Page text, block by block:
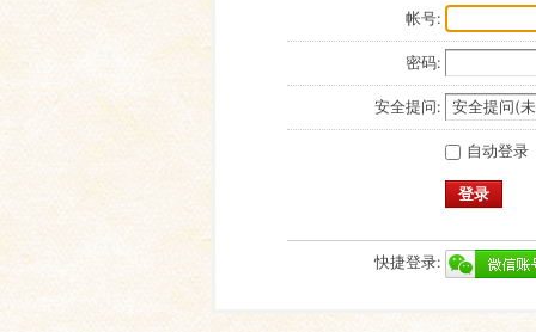
帐号:
密码:
安全提问:
自动登录
登录
快捷登录: